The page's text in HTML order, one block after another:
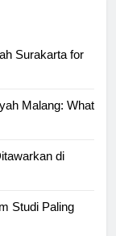
Surakarta for
Malang: What
di
Studi Paling